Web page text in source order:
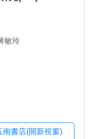
敏玲
南書店(開新視窗)